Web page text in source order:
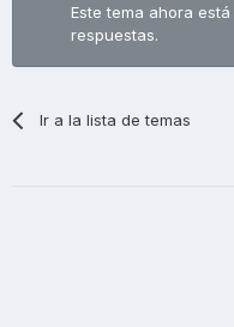
Este tema ahora
respuestas.
Ir a la lista de temas